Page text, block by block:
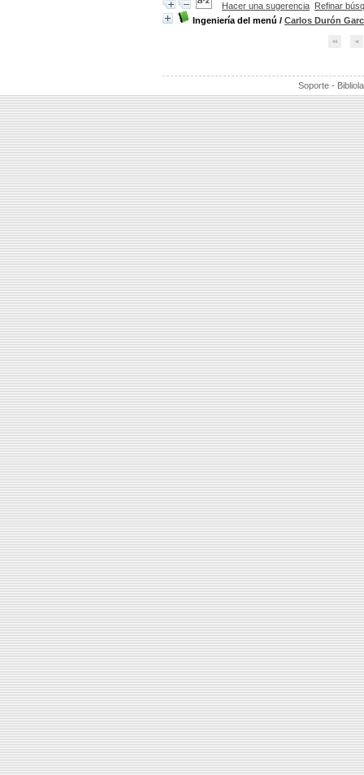
Hacer una sugerencia Refinar
Ingeniería del menú / Carlos Durón
Soporte -